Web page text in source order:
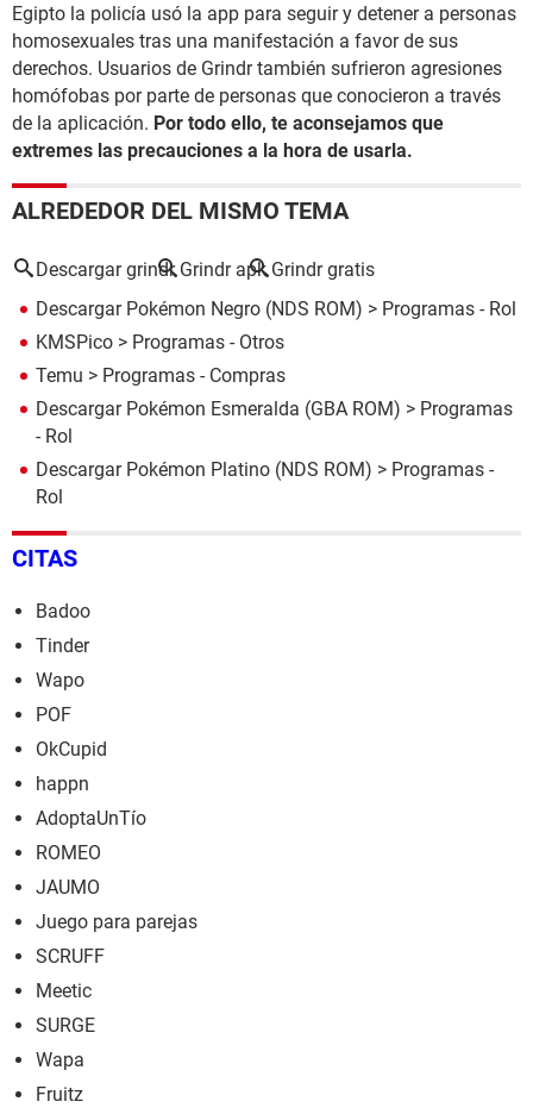
Egipto la policía usó la app para seguir y detener a personas
homosexuales tras una manifestación a favor de sus
derechos. Usuarios de Grindr también sufrieron agresiones
homófobas por parte de personas que conocieron a través
de la aplicación. Por todo ello, te aconsejamos que
extremes las precauciones a la hora de usarla.
ALREDEDOR DEL MISMO TEMA
Descargar grindr Grindr apk Grindr gratis
Descargar Pokémon Negro (NDS ROM) > Programas - Rol
KMSPico > Programas - Otros
Temu > Programas - Compras
Descargar Pokémon Esmeralda (GBA ROM) > Programas
- Rol
Descargar Pokémon Platino (NDS ROM) > Programas -
Rol
CITAS
Badoo
Tinder
Wapo
POF
OkCupid
happn
AdoptaUnTío
ROMEO
JAUMO
Juego para parejas
SCRUFF
Meetic
SURGE
Wapa
Fruitz